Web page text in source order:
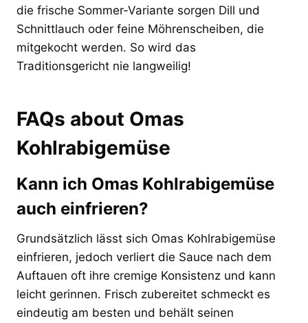
die frische Sommer-Variante sorgen Dill und
Schnittlauch oder feine Möhrenscheiben, die
mitgekocht werden. So wird das
Traditionsgericht nie langweilig!
FAQs about Omas
Kohlrabigemüse
Kann ich Omas Kohlrabigemüse
auch einfrieren?
Grundsätzlich lässt sich Omas Kohlrabigemüse
einfrieren, jedoch verliert die Sauce nach dem
Auftauen oft ihre cremige Konsistenz und kann
leicht gerinnen. Frisch zubereitet schmeckt es
eindeutig am besten und behält seinen